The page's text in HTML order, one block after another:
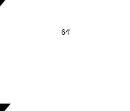
64'